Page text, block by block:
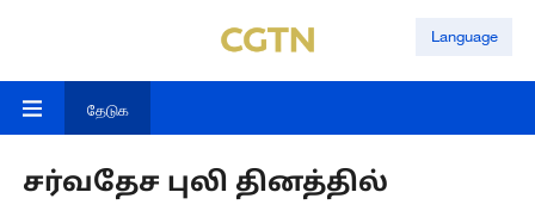
Language
தேடுக
சர்வதேச புலி தினத்தில்